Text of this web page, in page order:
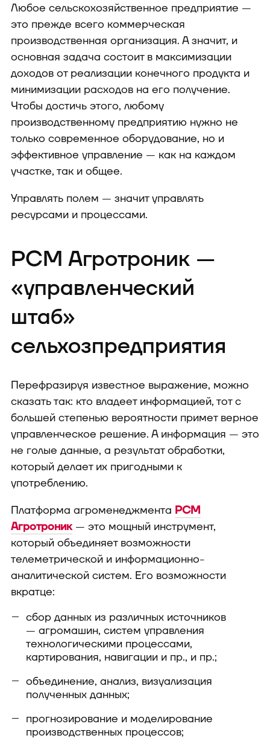
Любое сельскохозяйственное предприятие —
это прежде всего коммерческая
производственная организация. А значит, и
основная задача состоит в максимизации
доходов от реализации конечного продукта и
минимизации расходов на его получение.
Чтобы достичь этого, любому
производственному предприятию нужно не
только современное оборудование, но и
эффективное управление — как на каждом
участке, так и общее.
Управлять полем — значит управлять
ресурсами и процессами.
РСМ Агротроник —
«управленческий
штаб»
сельхозпредприятия
Перефразируя известное выражение, можно
сказать так: кто владеет информацией, тот с
большей степенью вероятности примет верное
управленческое решение. А информация — это
не голые данные, а результат обработки,
который делает их пригодными к
употреблению.
Платформа агроменеджмента РСМ
Агротроник— это мощный инструмент,
который объединяет возможности
телеметрической и информационно-
аналитической систем. Его возможности
вкратце:
сбор данных из различных источников
— агромашин, систем управления
технологическими процессами,
картирования, навигации и пр., и пр.;
объединение, анализ, визуализация
полученных данных;
прогнозирование и моделирование
производственных процессов;